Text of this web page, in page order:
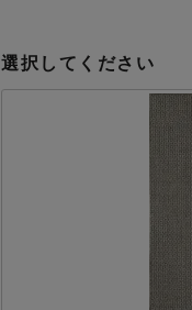
選択してください